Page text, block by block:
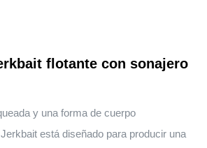
flotante con sonajero
y una forma de cuerpo
está diseñado para producir una